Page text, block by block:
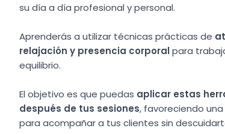
su día a día profesional y personal.
Aprenderás a utilizar técnicas prácticas de
relajación y presencia corporalpara
equilibrio.
El objetivo es que puedas aplicar estas
después de tus sesiones, favoreciendo
para acompañar a tus clientes sin